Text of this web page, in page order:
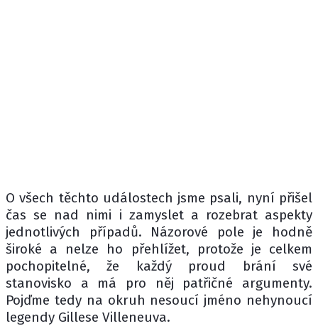
O všech těchto událostech jsme psali, nyní přišel
čas se nad nimi i zamyslet a rozebrat aspekty
jednotlivých případů. Názorové pole je hodně
široké a nelze ho přehlížet, protože je celkem
pochopitelné, že každý proud brání své
stanovisko a má pro něj patřičné argumenty.
Pojďme tedy na okruh nesoucí jméno nehynoucí
legendy Gillese Villeneuva.